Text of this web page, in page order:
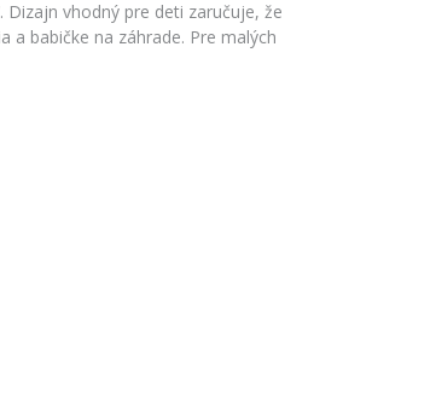
vhodný pre deti zaručuje, že
babičke na záhrade. Pre malých